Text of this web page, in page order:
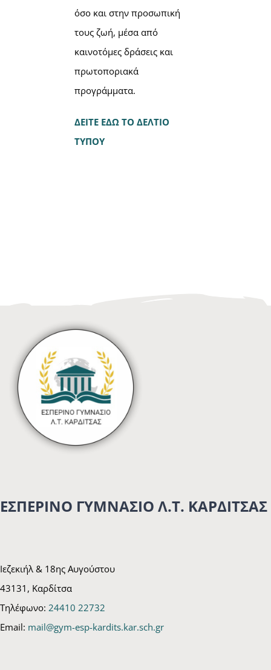
όσο και στην προσωπική
τους ζωή, μέσα από
καινοτόμες δράσεις και
πρωτοποριακά
προγράμματα.
ΔΕΙΤΕ ΕΔΩ ΤΟ ΔΕΛΤΙΟ
ΤΥΠΟΥ
ΕΣΠΕΡΙΝΟ ΓΥΜΝΑΣΙΟ Λ.Τ. ΚΑΡΔΙΤΣΑΣ
Ιεζεκιήλ & 18ης Αυγούστου
43131, Καρδίτσα
Τηλέφωνο: 24410 22732
Email: mail@gym-esp-kardits.kar.sch.gr